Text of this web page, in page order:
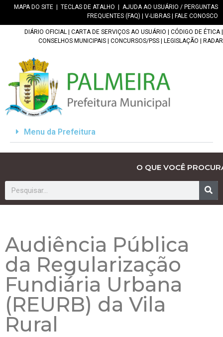
MAPA DO SITE TECLAS DE ATALHO
AJUDA AO USUÁRIO / PERGUNTAS
FREQUENTES (FAQ)
V-LIBRAS FALE CONOSCO
DIÁRIO OFICIAL CARTA DE SERVIÇOS AO USUÁRIO CÓDIGO DE ÉTICA|
CONSELHOS MUNICIPAIS
CONCURSOS/PSS LEGISLAÇÃO RADAR
Menu da Prefeitura
O QUE VOCÊ
Audiência Pública
da Regularização
Fundiária Urbana
(REURB) da Vila
Rural